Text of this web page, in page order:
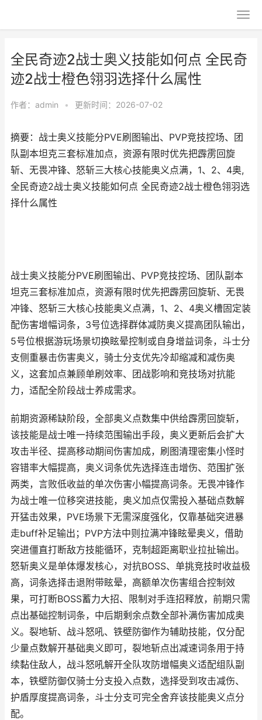
全民奇迹2战士奥义技能如何点 全民奇
迹2战士橙色翎羽选择什么属性
作者： admin • 更新时间：2026-07-02
摘要：战士奥义技能分PVE刷图输出、PVP竞技控场、团
队副本坦克三套标准加点，资源有限时优先把霹雳回旋
斩、无畏冲锋、怒斩三大核心技能奥义点满，1、2、4奥,
全民奇迹2战士奥义技能如何点 全民奇迹2战士橙色翎羽选
择什么属性
战士奥义技能分PVE刷图输出、PVP竞技控场、团队副本
坦克三套标准加点，资源有限时优先把霹雳回旋斩、无畏
冲锋、怒斩三大核心技能奥义点满，1、2、4奥义槽固定装
配伤害增幅词条，3号位选择群体减防奥义提高团队输出，
5号位根据游玩场景切换眩晕控制或自身增益词条，斗士分
支侧重暴击伤害奥义，骑士分支优先冷却缩减和减伤奥
义，这套加点兼顾单刷效率、团战影响和竞技场对抗能
力，适配全阶段战士养成需求。
前期资源稀缺阶段，全部奥义点数集中供给霹雳回旋斩，
该技能是战士唯一持续范围输出手段，奥义更新后会扩大
攻击半径、提高移动期间伤害加成，刷图清理密集小怪时
容错率大幅提高，奥义词条优先选择连击增伤、范围扩张
两类，言败低收益的单次伤害小幅提高词条。无畏冲锋作
为战士唯一位移突进技能，奥义加点仅需投入基础点数解
开猛击效果，PVE场景下无需深度强化，仅靠基础突进暴
走buff补足输出；PVP方法中则拉满冲锋眩晕奥义，借助
突进僵直打断敌方技能循环，克制超距离职业拉扯输出。
怒斩奥义是单体爆发核心，对抗BOSS、单挑竞技时收益极
高，词条选择击退附带眩晕，高额单次伤害组合控制效
果，可打断BOSS蓄力大招、限制对手连招释放，前期只需
点出基础控制词条，中后期剩余点数全部补满伤害加成奥
义。裂地斩、战斗怒吼、铁壁防御作为辅助技能，仅分配
少量点数解开基础奥义即可，裂地斩点出减速词条用于持
续黏住敌人，战斗怒吼解开全队攻防增幅奥义适配组队副
本，铁壁防御仅骑士分支投入点数，选择受到攻击减伤、
护盾厚度提高词条，斗士分支可完全舍弃该技能奥义点分
配。